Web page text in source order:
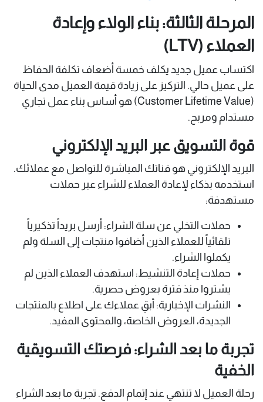
المرحلة الثالثة: بناء الولاء وإعادة
العملاء (LTV)
اكتساب عميل جديد يكلف خمسة أضعاف تكلفة الحفاظ
على عميل حالي. التركيز على زيادة قيمة العميل مدى الحياة
(Customer Lifetime Value) هو أساس بناء عمل تجاري
مستدام ومربح.
قوة التسويق عبر البريد الإلكتروني
البريد الإلكتروني هو قناتك المباشرة للتواصل مع عملائك.
استخدمه بذكاء لإعادة العملاء للشراء عبر حملات
مستهدفة:
حملات التخلي عن سلة الشراء: أرسل بريداً تذكيرياً
تلقائياً للعملاء الذين أضافوا منتجات إلى السلة ولم
يكملوا الشراء.
حملات إعادة التنشيط: استهدف العملاء الذين لم
يشتروا منذ فترة بعروض حصرية.
النشرات الإخبارية: أبقِ عملاءك على اطلاع بالمنتجات
الجديدة، العروض الخاصة، والمحتوى المفيد.
تجربة ما بعد الشراء: فرصتك التسويقية
الخفية
رحلة العميل لا تنتهي عند إتمام الدفع. تجربة ما بعد الشراء